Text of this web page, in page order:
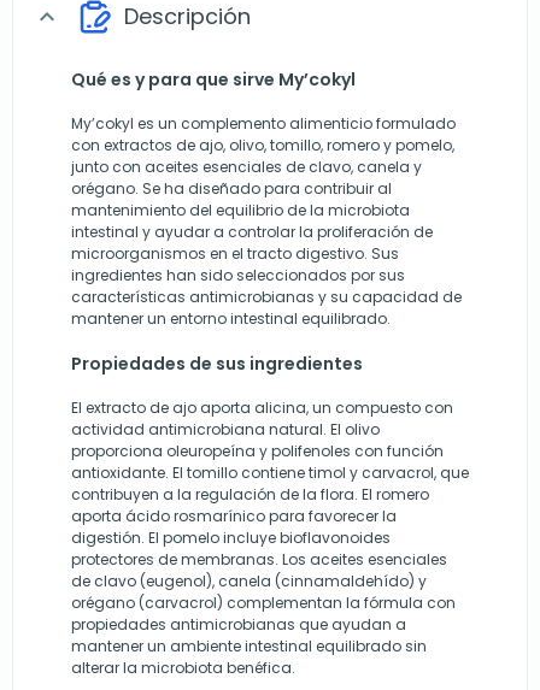
expand_more Descripción
Qué es y para que sirve My’cokyl
My’cokyl es un complemento alimenticio formulado
con extractos de ajo, olivo, tomillo, romero y pomelo,
junto con aceites esenciales de clavo, canela y
orégano. Se ha diseñado para contribuir al
mantenimiento del equilibrio de la microbiota
intestinal y ayudar a controlar la proliferación de
microorganismos en el tracto digestivo. Sus
ingredientes han sido seleccionados por sus
características antimicrobianas y su capacidad de
mantener un entorno intestinal equilibrado.
Propiedades de sus ingredientes
El extracto de ajo aporta alicina, un compuesto con
actividad antimicrobiana natural. El olivo
proporciona oleuropeína y polifenoles con función
antioxidante. El tomillo contiene timol y carvacrol, que
contribuyen a la regulación de la flora. El romero
aporta ácido rosmarínico para favorecer la
digestión. El pomelo incluye bioflavonoides
protectores de membranas. Los aceites esenciales
de clavo (eugenol), canela (cinnamaldehído) y
orégano (carvacrol) complementan la fórmula con
propiedades antimicrobianas que ayudan a
mantener un ambiente intestinal equilibrado sin
alterar la microbiota benéfica.